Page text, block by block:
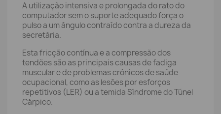
A utilização intensiva e prolongada do rato do
computador sem o suporte adequado força o
pulso a um ângulo contraído contra a dureza da
secretária.
Esta fricção contínua e a compressão dos
tendões são as principais causas de fadiga
muscular e de problemas crónicos de saúde
ocupacional, como as lesões por esforços
repetitivos (LER) ou a temida Síndrome do Túnel
Cárpico.